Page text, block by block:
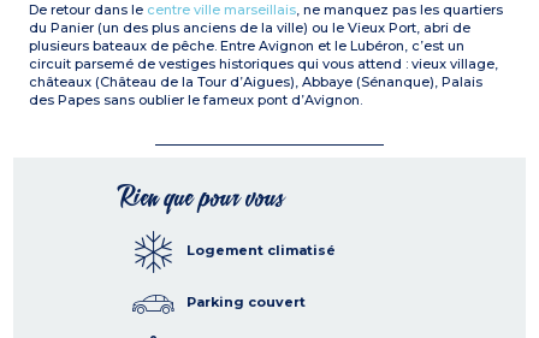
De retour dans le centre ville marseillais, ne manquez pas les quartiers
du Panier (un des plus anciens de la ville) ou le Vieux Port, abri de
plusieurs bateaux de pêche. Entre Avignon et le Lubéron, c’est un
circuit parsemé de vestiges historiques qui vous attend : vieux village,
châteaux (Château de la Tour d’Aigues), Abbaye (Sénanque), Palais
des Papes sans oublier le fameux pont d’Avignon.
Rien que pour vous
Logement climatisé
Parking couvert